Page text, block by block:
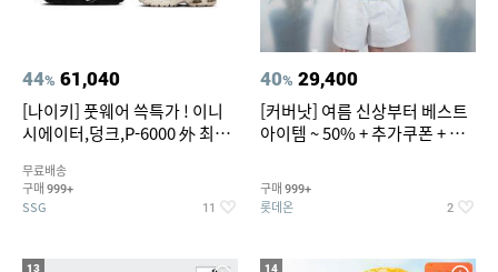
44% 61,040
[나이키] 풋웨어 쓱특가 ! 이니
시에이터,덩크,P-6000 外 최대
무료배송
구매 999+
SSG 11
40% 29,400
[커버낫] 여름 신상부터 베스트
아이템 ~ 50% + 추가쿠폰 + 카
구매 999+
롯데온 2
13 14